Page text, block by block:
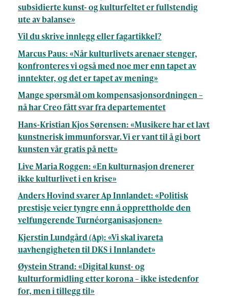
subsidierte kunst- og kulturfeltet er fullstendig
ute av balanse»
Vil du skrive innlegg eller fagartikkel?
Marcus Paus: «Når kulturlivets arenaer stenger,
konfronteres vi også med noe mer enn tapet av
inntekter, og det er tapet av mening»
Mange spørsmål om kompensasjonsordningen –
nå har Creo fått svar fra departementet
Hans-Kristian Kjos Sørensen: «Musikere har et lavt
kunstnerisk immunforsvar. Vi er vant til å gi bort
kunsten vår gratis på nett»
Live Maria Roggen: «En kulturnasjon drenerer
ikke kulturlivet i en krise»
Anders Hovind svarer Ap Innlandet: «Politisk
prestisje veier tyngre enn å opprettholde den
velfungerende Turnéorganisasjonen»
Kjerstin Lundgård (Ap): «Vi skal ivareta
uavhengigheten til DKS i Innlandet»
Øystein Strand: «Digital kunst- og
kulturformidling etter korona – ikke istedenfor
for, men i tillegg til»